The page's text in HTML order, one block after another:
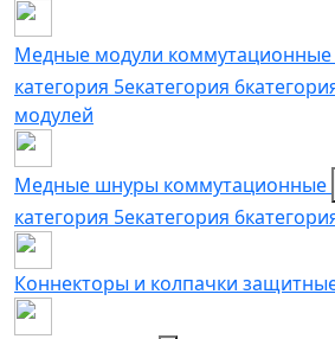
Медные модули коммутационные
категория 5екатегория 6
модулей
Медные шнуры коммутационные
категория 5eкатегория 6
Коннекторы и колпачки